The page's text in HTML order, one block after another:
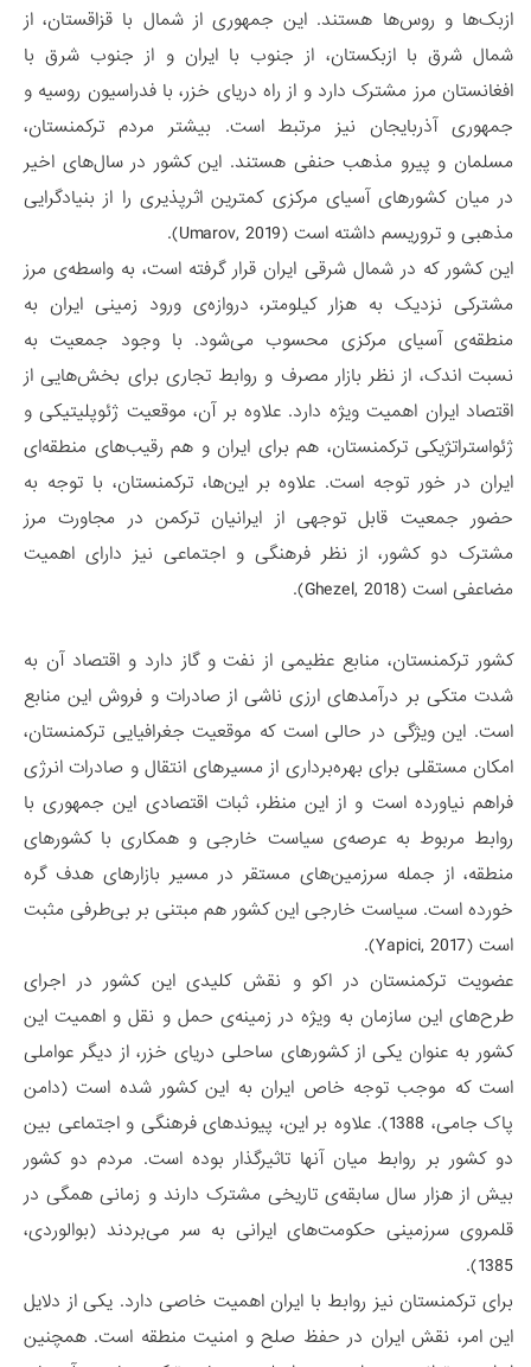
ازبک‌ها و روس‌ها هستند. این جمهوری از شمال با قزاقستان، از
شمال شرق با ازبکستان، از جنوب با ایران و از جنوب شرق با
افغانستان مرز مشترک دارد و از راه دریای خزر، با فدراسیون روسیه و
جمهوری آذربایجان نیز مرتبط است. بیشتر مردم ترکمنستان،
مسلمان و پیرو مذهب حنفی هستند. این کشور در سال‌های اخیر
در میان کشورهای آسیای مرکزی کمترین اثرپذیری را از بنیادگرایی
مذهبی و تروریسم داشته است (Umarov, 2019).
این کشور که در شمال شرقی ایران قرار گرفته است، به واسطه‌ی مرز
مشترکی نزدیک به هزار کیلومتر، دروازه‌ی ورود زمینی ایران به
منطقه‌ی آسیای مرکزی محسوب می‌شود. با وجود جمعیت به
نسبت اندک، از نظر بازار مصرف و روابط تجاری برای بخش‌هایی از
اقتصاد ایران اهمیت ویژه دارد. علاوه بر آن، موقعیت ژئوپلیتیکی و
ژئواستراتژیکی ترکمنستان، هم برای ایران و هم رقیب‌های منطقه‌ای
ایران در خور توجه است. علاوه بر این‌ها، ترکمنستان، با توجه به
حضور جمعیت قابل توجهی از ایرانیان ترکمن در مجاورت مرز
مشترک دو کشور، از نظر فرهنگی و اجتماعی نیز دارای اهمیت
مضاعفی است (Ghezel, 2018).
کشور ترکمنستان، منابع عظیمی از نفت و گاز دارد و اقتصاد آن به
شدت متکی بر درآمدهای ارزی ناشی از صادرات و فروش این منابع
است. این ویژگی در حالی است که موقعیت جغرافیایی ترکمنستان،
امکان مستقلی برای بهره‌برداری از مسیرهای انتقال و صادرات انرژی
فراهم نیاورده است و از این منظر، ثبات اقتصادی این جمهوری با
روابط مربوط به عرصه‌ی سیاست خارجی و همکاری با کشورهای
منطقه، از جمله سرزمین‌های مستقر در مسیر بازارهای هدف گره
خورده است. سیاست خارجی این کشور هم مبتنی بر بی‌طرفی مثبت
است (Yapici, 2017).
عضویت ترکمنستان در اکو و نقش کلیدی این کشور در اجرای
طرح‌های این سازمان به ویژه در زمینه‌ی حمل و نقل و اهمیت این
کشور به عنوان یکی از کشورهای ساحلی دریای خزر، از دیگر عواملی
است که موجب توجه خاص ایران به این کشور شده است (دامن
پاک جامی، 1388). علاوه بر این، پیوندهای فرهنگی و اجتماعی بین
دو کشور بر روابط میان آنها تاثیرگذار بوده است. مردم دو کشور
بیش از هزار سال سابقه‌ی تاریخی مشترک دارند و زمانی همگی در
قلمروی سرزمینی حکومت‌های ایرانی به سر می‌بردند (بوالوردی،
1385).
برای ترکمنستان نیز روابط با ایران اهمیت خاصی دارد. یکی از دلایل
این امر، نقش ایران در حفظ صلح و امنیت منطقه است. همچنین